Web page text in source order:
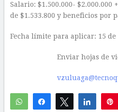
Salario: $1.500.000-
de $1.533.800 y beneficios por
Fecha límite para aplicar: 15 de
Enviar hojas de
WhatsAppCompartirTwittear